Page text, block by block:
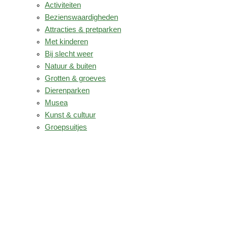
Activiteiten
Bezienswaardigheden
Attracties & pretparken
Met kinderen
Bij slecht weer
Natuur & buiten
Grotten & groeves
Dierenparken
Musea
Kunst & cultuur
Groepsuitjes